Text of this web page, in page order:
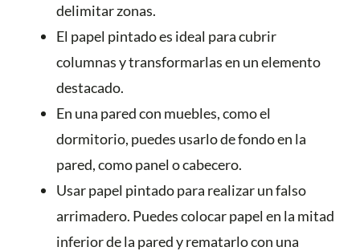
delimitar zonas.
El papel pintado es ideal para cubrir
columnas y transformarlas en un elemento
destacado.
En una pared con muebles, como el
dormitorio, puedes usarlo de fondo en la
pared, como panel o cabecero.
Usar papel pintado para realizar un falso
arrimadero. Puedes colocar papel en la mitad
inferior de la pared y rematarlo con una